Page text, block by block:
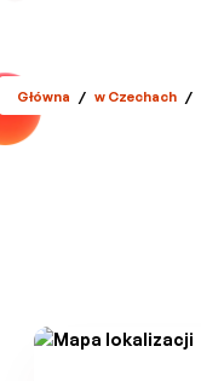
Główna / w Czechach /